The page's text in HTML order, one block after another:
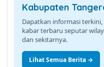
Kabupaten
Dapatkan informasi
kabar terbaru seputar
dan sekitarnya.
Lihat Semua Berita →